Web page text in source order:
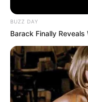
Alamat email Anda tidak
BUZZ DAY
Barack Finally